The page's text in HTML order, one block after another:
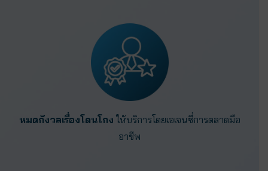
หมดกังวลเรื่องโดนโกง ให้บริการโดยเอเจนซี่การตลาดมือ
อาชีพ